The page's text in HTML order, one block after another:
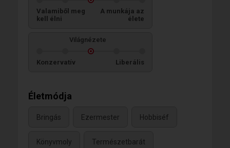
Valamiből meg
kell élni
A munkája az
élete
Világnézete
Konzervatív Liberális
Életmódja
Bringás Ezermester Hobbiséf
Könyvmoly Természetbarát